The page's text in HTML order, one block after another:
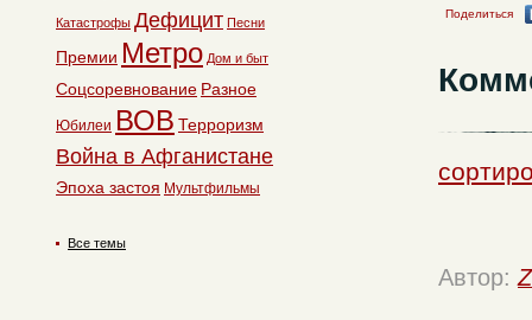
Поделиться
Автор:
Катастрофы Дефицит Песни
Премии Метро Дом и быт
Соцсоревнование Разное
Юбилеи ВОВ Терроризм
Война в Афганистане
Эпоха застоя Мультфильмы
Все темы